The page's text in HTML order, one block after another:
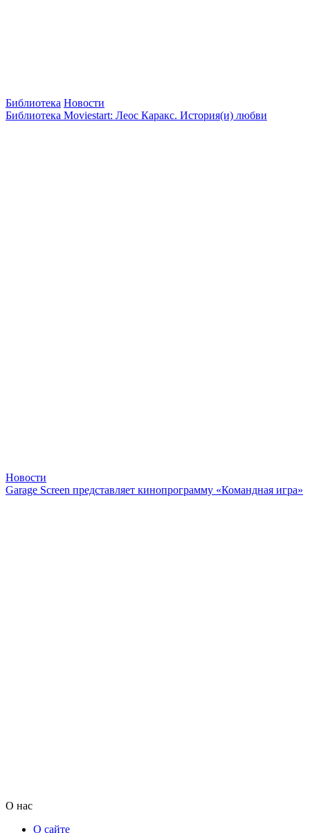
Библиотека Новости
Библиотека Moviestart: Леос Каракс. История(и) любви
Новости
Garage Screen представляет кинопрограмму «Командная игра»
О нас
О сайте